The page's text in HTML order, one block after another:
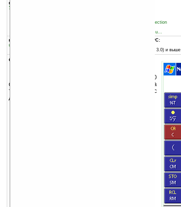
группы программы:
Управление информацией
Hudren Andromeda Connection
http://www.hudren.com/su...
программа:
шареварная
совместима с Pocket PC:
Pocket PC (Windows CE 3.0) и выше
описание:
Калькулятор включает свыше 220
финансовых, статистических, научных функций, а
также програмирование, конвертирование и работу с
датами и временем.